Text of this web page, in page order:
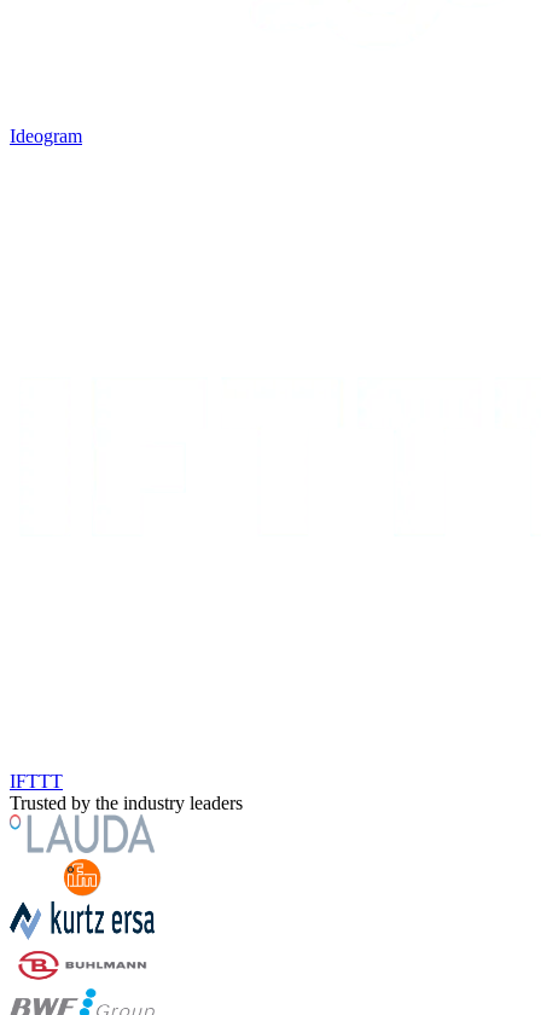
Ideogram
IFTTT
Trusted by the industry leaders